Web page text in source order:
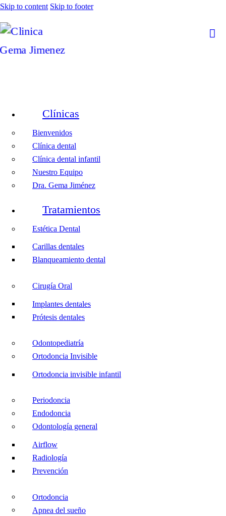
Skip to content Skip to footer
Clínicas
Bienvenidos
Clínica dental
Clínica dental infantil
Nuestro Equipo
Dra. Gema Jiménez
Tratamientos
Estética Dental
Carillas dentales
Blanqueamiento dental
Cirugía Oral
Implantes dentales
Prótesis dentales
Odontopediatría
Ortodoncia Invisible
Ortodoncia invisible infantil
Periodoncia
Endodoncia
Odontología general
Airflow
Radiología
Prevención
Ortodoncia
Apnea del sueño